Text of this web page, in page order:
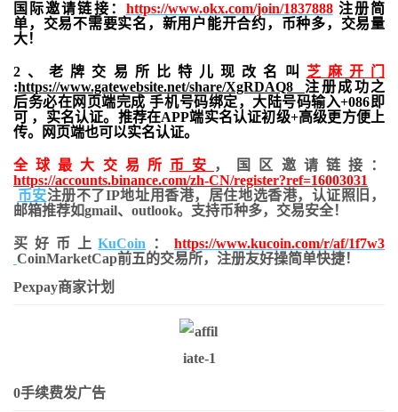
国际邀请链接： https://www.okx.com/join/1837888注册简
单，交易不需要实名，新用户能开合约， 币种多，交易量
大！
2、老牌交易所比特儿现改名叫 芝麻开门
:https://www.gatewebsite.net/share/XgRDAQ8 注册成功之
后务必在网页端完成 手机号码绑定，大陆号码输入+086即
可 ，实名认证。推荐在APP端实名认证初级+高级更方便上
传。网页端也可以实名认证。
全球最大交易所 币安
，国区邀请链接：
https://accounts.binance.com/zh-CN/register?ref=16003031
币安注册不了IP地址用香港，居住地选香港，认证照旧，
邮箱推荐如gmail、outlook。支持币种多，交易安全！
买好币上KuCoin ：https://www.kucoin.com/r/af/1f7w3
CoinMarketCap前五的交易所，注册友好操简单快捷！
Pexpay商家计划
0手续费发广告